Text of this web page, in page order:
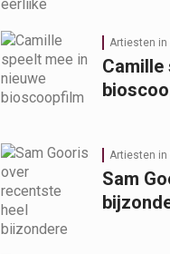
Artiesten in
Camille
Artiesten in
Sam